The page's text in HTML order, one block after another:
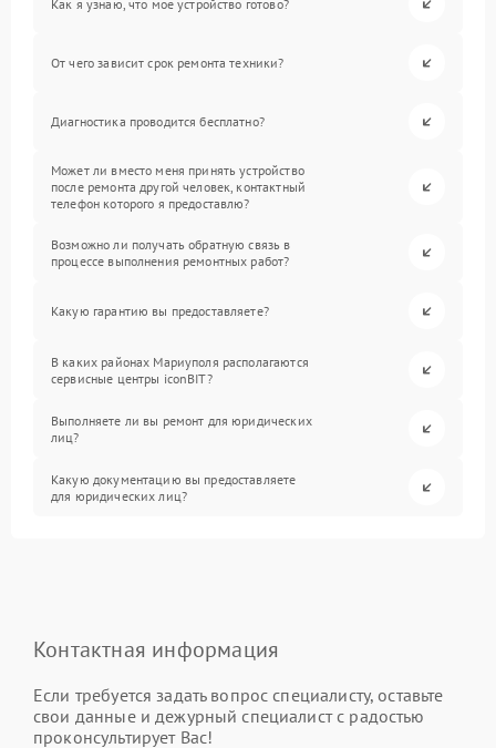
Как я узнаю, что мое устройство готово?
От чего зависит срок ремонта техники?
Диагностика проводится бесплатно?
Может ли вместо меня принять устройство
после ремонта другой человек, контактный
телефон которого я предоставлю?
Возможно ли получать обратную связь в
процессе выполнения ремонтных работ?
Какую гарантию вы предоставляете?
В каких районах Мариуполя располагаются
сервисные центры iconBIT?
Выполняете ли вы ремонт для юридических
лиц?
Какую документацию вы предоставляете
для юридических лиц?
Контактная информация
Если требуется задать вопрос специалисту, оставьте
свои данные и дежурный специалист с радостью
проконсультирует Вас!